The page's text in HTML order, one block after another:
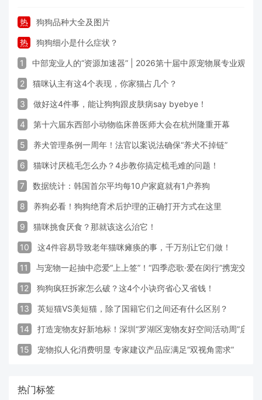
热 狗狗品种大全及图片
热 狗狗细小是什么症状？
1 中部宠业人的“资源加速器” | 2026第十届中原宠物展专业观众
2 猫咪认主有这4个表现，你家猫占几个？
3 做好这4件事，能让狗狗跟皮肤病say byebye！
4 第十六届东西部小动物临床兽医师大会在杭州隆重开幕
5 养犬管理条例一周年！法官以案说法确保“养犬不掉链”
6 猫咪讨厌梳毛怎么办？4步教你搞定梳毛难的问题！
7 数据统计：韩国首尔平均每10户家庭就有1户养狗
8 养狗必看！狗狗绝育术后护理的正确打开方式在这里
9 猫咪挑食厌食？那就该这么治它！
10 这4件容易导致老年猫咪瘫痪的事，千万别让它们做！
11 与宠物一起抽中恋爱“上上签”！“四季恋歌·爱在闵行”携宠交友
12 狗狗疯狂拆家怎么破？这4个小诀窍省心又省钱！
13 英短猫VS美短猫，除了国籍它们之间还有什么区别？
14 打造宠物友好新地标！深圳“罗湖区宠物友好空间活动周”启动
15 宠物拟人化消费明显 专家建议产品应满足“双视角需求”
热门标签